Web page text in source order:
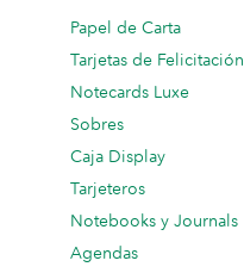
Papel de Carta
Tarjetas de Felicitación
Notecards Luxe
Sobres
Caja Display
Tarjeteros
Notebooks y Journals
Agendas